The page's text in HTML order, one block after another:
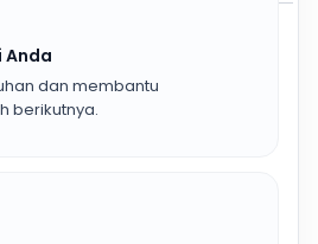
Anda
dan membantu
berikutnya.